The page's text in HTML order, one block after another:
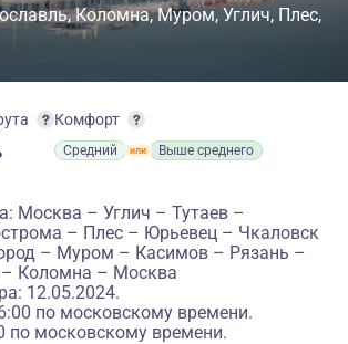
Коломна Муром Углич Плес
Комфорт
Средний Выше среднего
Москва – Углич – Тутаев –
– Плес – Юрьевец – Чкаловск
– Муром – Касимов – Рязань –
– Коломна – Москва
12.05.2024.
по московскому времени.
по московскому времени.